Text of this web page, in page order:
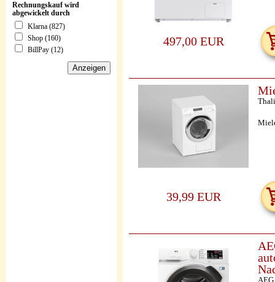
Rechnungskauf wird
abgewickelt durch
Klarna (827)
Shop (160)
BillPay (12)
497,00 EUR
39,99 EUR
AEG